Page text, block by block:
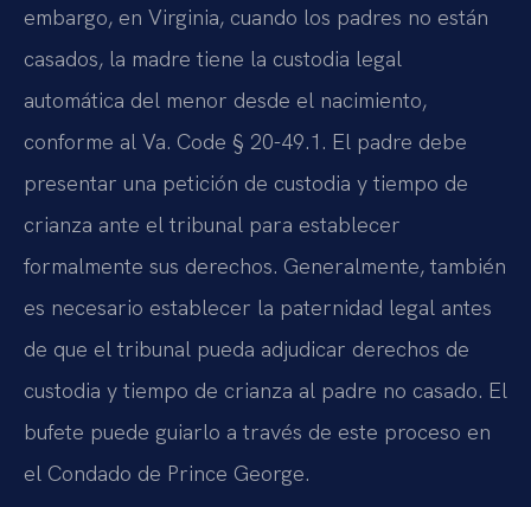
embargo, en Virginia, cuando los padres no están
casados, la madre tiene la custodia legal
automática del menor desde el nacimiento,
conforme al Va. Code § 20-49.1. El padre debe
presentar una petición de custodia y tiempo de
crianza ante el tribunal para establecer
formalmente sus derechos. Generalmente, también
es necesario establecer la paternidad legal antes
de que el tribunal pueda adjudicar derechos de
custodia y tiempo de crianza al padre no casado. El
bufete puede guiarlo a través de este proceso en
el Condado de Prince George.